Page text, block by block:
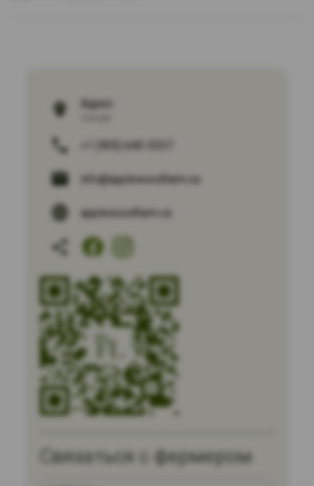
Адрес:
info@applewoodfarm.ca
applewoodfarm.ca
Связаться с фермером